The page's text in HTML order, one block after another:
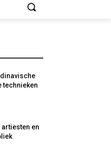
technieken
en